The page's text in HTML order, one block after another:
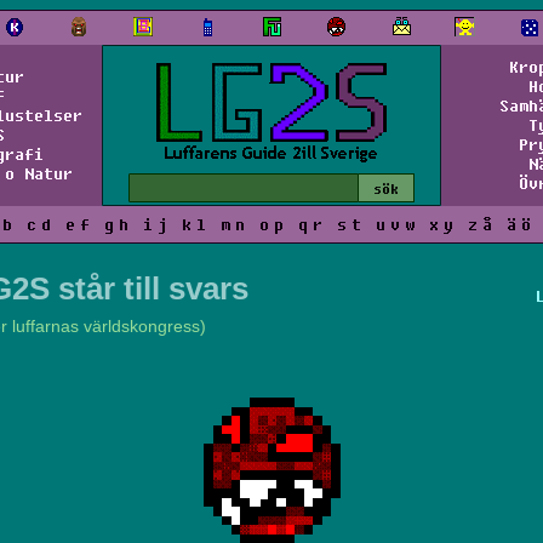
Natur
b c d e f g h i j k l m n o p q r s t u v w x y z å ä ö
står till svars
luffarnas världskongress)